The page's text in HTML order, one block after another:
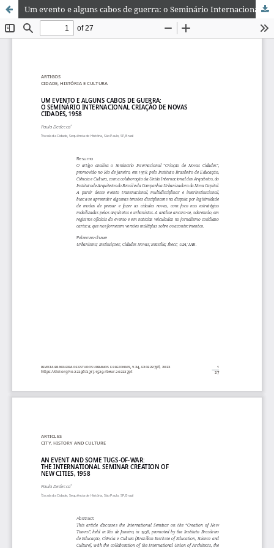
Um evento e alguns cabos de guerra: o Seminário Internacional Criação de Novas Cidades, 1958